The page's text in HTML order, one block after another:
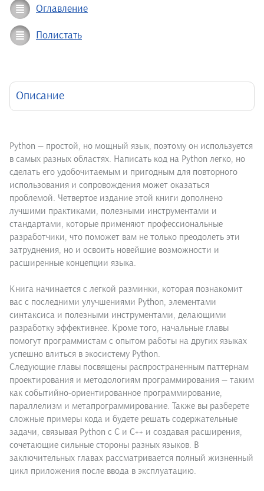
Оглавление
Полистать
Описание
Python — простой, но мощный язык, поэтому он используется
в самых разных областях. Написать код на Python легко, но
сделать его удобочитаемым и пригодным для повторного
использования и сопровождения может оказаться
проблемой. Четвертое издание этой книги дополнено
лучшими практиками, полезными инструментами и
стандартами, которые применяют профессиональные
разработчики, что поможет вам не только преодолеть эти
затруднения, но и освоить новейшие возможности и
расширенные концепции языка.
Книга начинается с легкой разминки, которая познакомит
вас с последними улучшениями Python, элементами
синтаксиса и полезными инструментами, делающими
разработку эффективнее. Кроме того, начальные главы
помогут программистам с опытом работы на других языках
успешно влиться в экосистему Python.
Следующие главы посвящены распространенным паттернам
проектирования и методологиям программирования — таким
как событийно-ориентированное программирование,
параллелизм и метапрограммирование. Также вы разберете
сложные примеры кода и будете решать содержательные
задачи, связывая Python с C и С++ и создавая расширения,
сочетающие сильные стороны разных языков. В
заключительных главах рассматривается полный жизненный
цикл приложения после ввода в эксплуатацию.